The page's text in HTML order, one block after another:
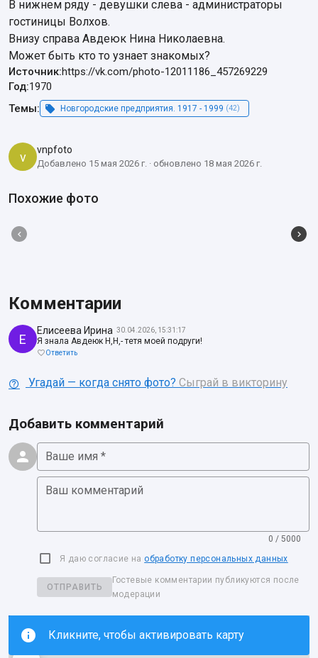
В нижнем ряду - девушки слева - администраторы
гостиницы Волхов.
Внизу справа Авдеюк Нина Николаевна.
Может быть кто то узнает знакомых?
Источник:https://vk.com/photo-12011186_457269229
Год:1970
Темы:
Новгородские предприятия. 1917 - 1999 (42)
v vnpfoto
Добавлено 15 мая 2026 г. · обновлено 18 мая 2026 г.
Похожие фото
Комментарии
Е
Елисеева Ирина 30.04.2026, 15:31:17
Я знала Авдеюк Н,Н,- тетя моей подруги!
Ответить
Угадай — когда снято фото? Сыграй в викторину
Добавить комментарий
Ваше имя *
Ваш комментарий
0 / 5000
Я даю согласие на обработку персональных данных
ОТПРАВИТЬ
Гостевые комментарии публикуются после
модерации
Кликните, чтобы активировать карту